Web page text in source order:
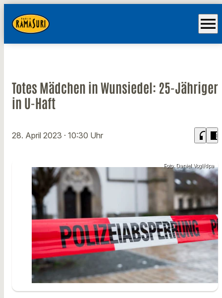
menu
Totes Mädchen in Wunsiedel: 25-Jähriger
in U-Haft
28. April 2023 · 10:30 Uhr headphones chrome_reader_mode
Foto: Daniel Vogl/dpa